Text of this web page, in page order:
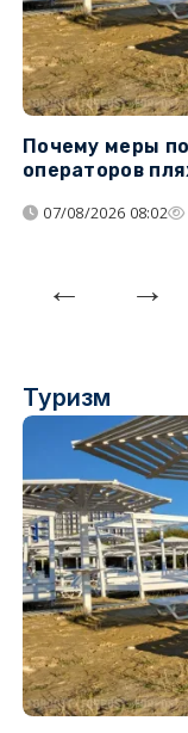
Почему меры
операторов
07/08/2026 08:02
Туризм